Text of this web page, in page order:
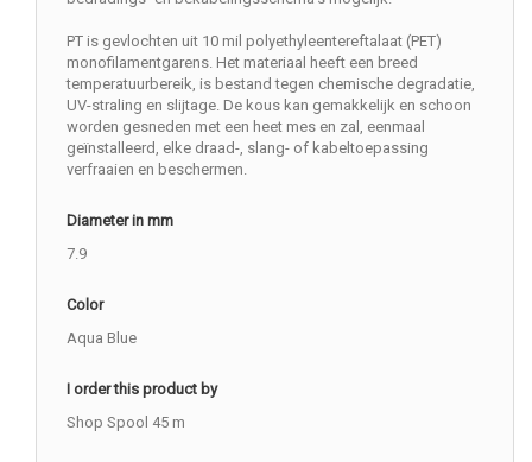
PT is gevlochten uit 10 mil polyethyleentereftalaat (PET)
monofilamentgarens. Het materiaal heeft een breed
temperatuurbereik, is bestand tegen chemische degradatie,
UV-straling en slijtage. De kous kan gemakkelijk en schoon
worden gesneden met een heet mes en zal, eenmaal
geïnstalleerd, elke draad-, slang- of kabeltoepassing
verfraaien en beschermen.
Diameter in mm
7.9
Color
Aqua Blue
I order this product by
Shop Spool 45 m